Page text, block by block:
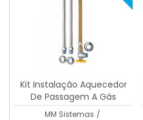
Kit Instalação Aquecedor
De Passagem A Gás
0,30cm
MM Sistemas /